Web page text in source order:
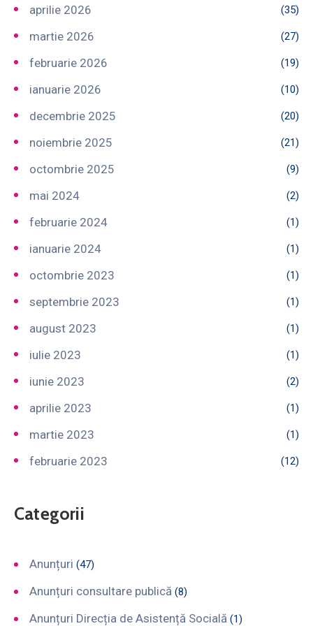
aprilie 2026 (35)
martie 2026 (27)
februarie 2026 (19)
ianuarie 2026 (10)
decembrie 2025 (20)
noiembrie 2025 (21)
octombrie 2025 (9)
mai 2024 (2)
februarie 2024 (1)
ianuarie 2024 (1)
octombrie 2023 (1)
septembrie 2023 (1)
august 2023 (1)
iulie 2023 (1)
iunie 2023 (2)
aprilie 2023 (1)
martie 2023 (1)
februarie 2023 (12)
Categorii
Anunțuri (47)
Anunțuri consultare publică (8)
Anunțuri Direcția de Asistență Socială (1)